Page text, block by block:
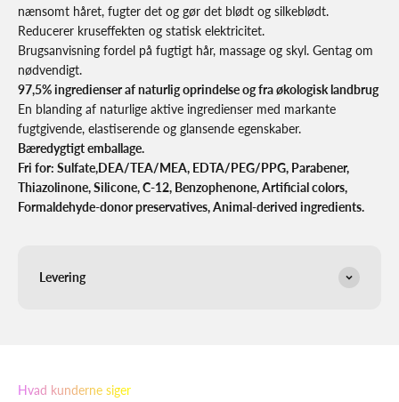
nænsomt håret, fugter det og gør det blødt og silkeblødt.
Reducerer kruseffekten og statisk elektricitet.
Brugsanvisning fordel på fugtigt hår, massage og skyl. Gentag om
nødvendigt.
97,5% ingredienser af naturlig oprindelse og fra økologisk landbrug
En blanding af naturlige aktive ingredienser med markante
fugtgivende, elastiserende og glansende egenskaber.
Bæredygtigt emballage.
Fri for: Sulfate,DEA/TEA/MEA, EDTA/PEG/PPG, Parabener,
Thiazolinone, Silicone, C-12, Benzophenone, Artificialcolors,
Formaldehyde-donor preservatives, Animal-derived ingredients.
Levering
Hvad kunderne siger